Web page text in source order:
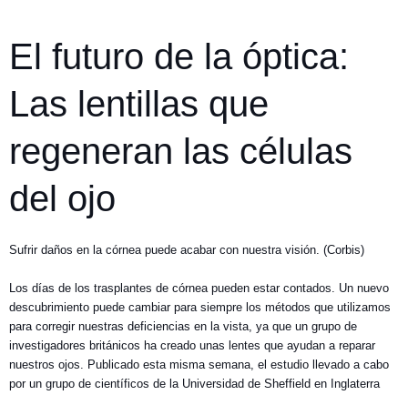
El futuro de la óptica:
Las lentillas que
regeneran las células
del ojo
Sufrir daños en la córnea puede acabar con nuestra visión. (Corbis)
Los días de los trasplantes de córnea pueden estar contados. Un nuevo
descubrimiento puede cambiar para siempre los métodos que utilizamos
para corregir nuestras deficiencias en la vista, ya que un grupo de
investigadores británicos ha creado unas lentes que ayudan a reparar
nuestros ojos. Publicado esta misma semana, el estudio llevado a cabo
por un grupo de científicos de la Universidad de Sheffield en Inglaterra